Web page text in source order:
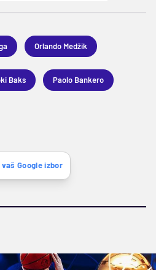
Orlando Medžik
Baks Paolo Bankero
Google izbor